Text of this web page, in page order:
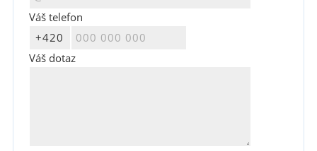
Váš telefon
Váš dotaz